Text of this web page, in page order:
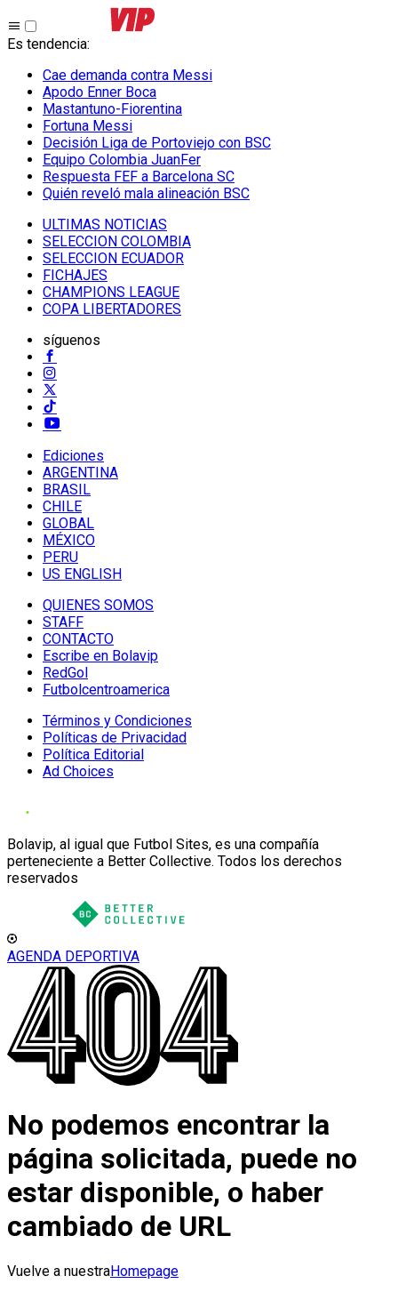
Es tendencia:
Cae demanda contra Messi
Apodo Enner Boca
Mastantuno-Fiorentina
Fortuna Messi
Decisión Liga de Portoviejo con BSC
Equipo Colombia JuanFer
Respuesta FEF a Barcelona SC
Quién reveló mala alineación BSC
ULTIMAS NOTICIAS
SELECCION COLOMBIA
SELECCION ECUADOR
FICHAJES
CHAMPIONS LEAGUE
COPA LIBERTADORES
síguenos
Ediciones
ARGENTINA
BRASIL
CHILE
GLOBAL
MÉXICO
PERU
US ENGLISH
QUIENES SOMOS
STAFF
CONTACTO
Escribe en Bolavip
RedGol
Futbolcentroamerica
Términos y Condiciones
Políticas de Privacidad
Política Editorial
Ad Choices
Bolavip, al igual que Futbol Sites, es una compañía
perteneciente a Better Collective. Todos los derechos
reservados
AGENDA DEPORTIVA
No podemos encontrar la
página solicitada, puede no
estar disponible, o haber
cambiado de URL
Vuelve a nuestraHomepage